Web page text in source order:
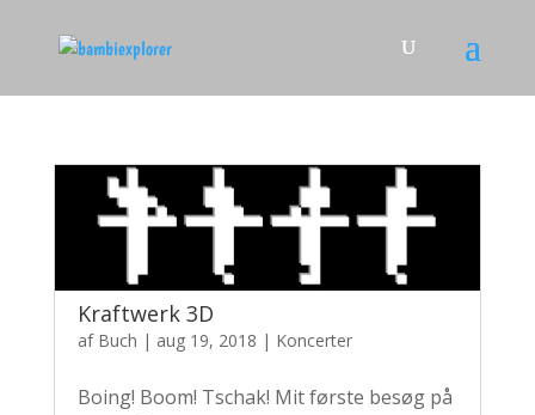
Kraftwerk 3D
af Buch | aug 19, 2018 | Koncerter
Boing! Boom! Tschak! Mit første besøg på